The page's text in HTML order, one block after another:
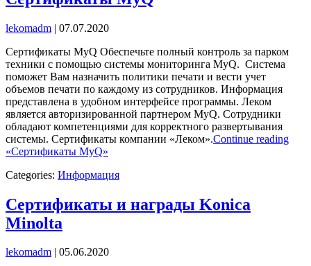
lekomadm | 07.07.2020
Сертификаты MyQ Обеспечьте полный контроль за парком
техники с помощью системы мониторинга MyQ. Система
поможет Вам назначить политики печати и вести учет
объемов печати по каждому из сотрудников. Информация
представлена в удобном интерфейсе программы. Леком
является авторизированной партнером MyQ. Сотрудники
обладают компетенциями для корректного развертывания
системы. Сертификаты компании «Леком».Continue reading
«Сертификаты MyQ»
Categories: Информация
Сертификаты и награды Konica
Minolta
lekomadm | 05.06.2020